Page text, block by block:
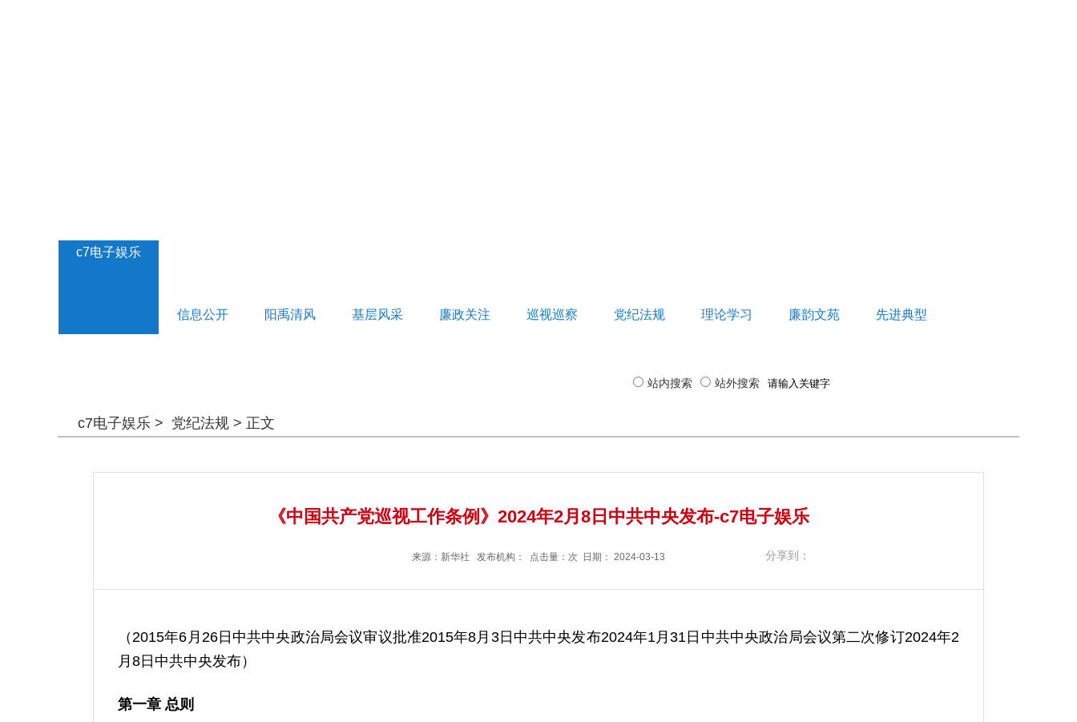
c7电子娱乐
信息公开 阳禹清风 基层风采 廉政关注 巡视巡察 党纪法规 理论学习 廉韵文苑 先进典型
站内搜索 站外搜索
c7电子娱乐 > 党纪法规 > 正文
《中国共产党巡视工作条例》2024年2月8日中共中央发布-c7电子娱乐
来源： 新华社 发布机构： 点击量：次 日期： 2024-03-13 分享到：
（2015年6月26日中共中央政治局会议审议批准2015年8月3日中共中央发布2024年1月31日中共中央政治局会议第二次修订2024年2
月8日中共中央发布）
第一章 总则